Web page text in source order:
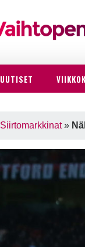
UUTISET
Siirtomarkkinat»